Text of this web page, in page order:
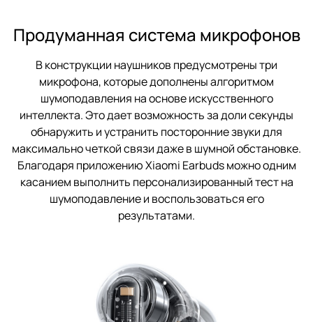
Продуманная система микрофонов
В конструкции наушников предусмотрены три
микрофона, которые дополнены алгоритмом
шумоподавления на основе искусственного
интеллекта. Это дает возможность за доли секунды
обнаружить и устранить посторонние звуки для
максимально четкой связи даже в шумной обстановке.
Благодаря приложению Xiaomi Earbuds можно одним
касанием выполнить персонализированный тест на
шумоподавление и воспользоваться его
результатами.